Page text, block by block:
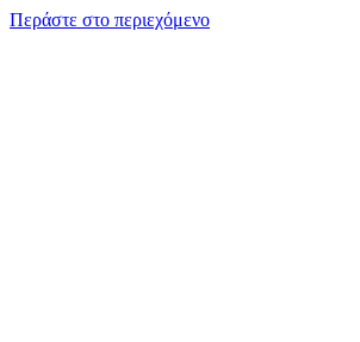
Περάστε στο περιεχόμενο